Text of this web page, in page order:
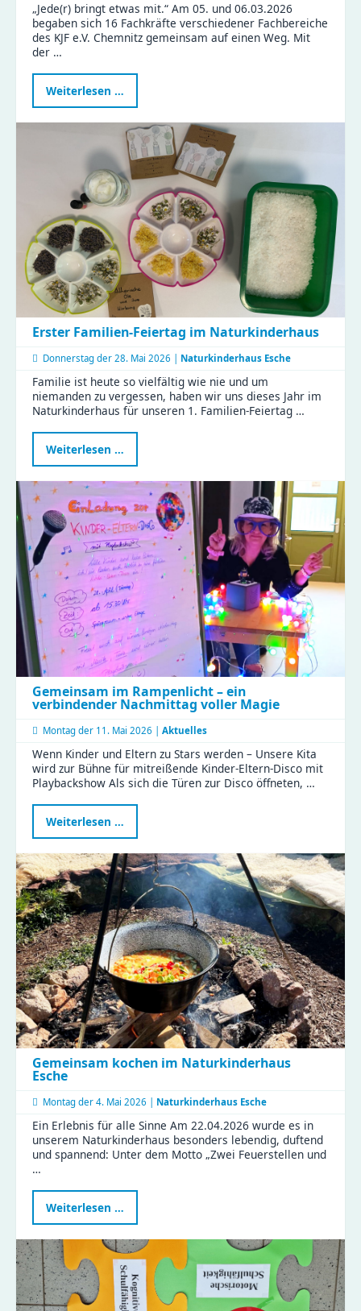
„Jede(r) bringt etwas mit.“ Am 05. und 06.03.2026
begaben sich 16 Fachkräfte verschiedener Fachbereiche
des KJF e.V. Chemnitz gemeinsam auf einen Weg. Mit
der …
Weiterlesen …
Fortbildung
stärkt
Familienrat
in
Chemnitz
–
KJF-
Fachkräfte
starten
weiter
durch
Erster Familien-Feiertag im Naturkinderhaus
Donnerstag der 28. Mai 2026 | Naturkinderhaus Esche
Familie ist heute so vielfältig wie nie und um
niemanden zu vergessen, haben wir uns dieses Jahr im
Naturkinderhaus für unseren 1. Familien-Feiertag …
Weiterlesen …
Familien-
Feiertag
Naturkinderhaus
Gemeinsam im Rampenlicht – ein
verbindender Nachmittag voller Magie
Montag der 11. Mai 2026 | Aktuelles
Wenn Kinder und Eltern zu Stars werden – Unsere Kita
wird zur Bühne für mitreißende Kinder-Eltern-Disco mit
Playbackshow Als sich die Türen zur Disco öffneten, …
Weiterlesen …
im
–
ein
verbindender
Nachmittag
voller
Magie
Gemeinsam kochen im Naturkinderhaus
Esche
Montag der 4. Mai 2026 | Naturkinderhaus Esche
Ein Erlebnis für alle Sinne Am 22.04.2026 wurde es in
unserem Naturkinderhaus besonders lebendig, duftend
und spannend: Unter dem Motto „Zwei Feuerstellen und
…
Weiterlesen …
kochen
im
Naturkinderhaus
Esche